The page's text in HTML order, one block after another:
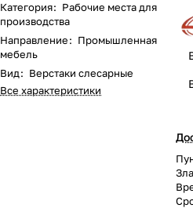
Категория: Рабочие места для
производства
Направление: Промышленная
мебель
Вид: Верстаки слесарные
Все характеристики